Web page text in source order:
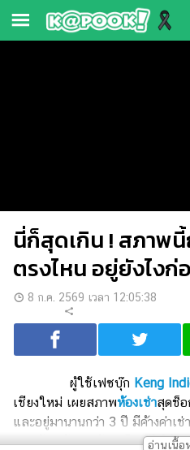
ตรวจ
หวย
บอล
สด
การ
ศึกษา
นี่ก็สุดเกิน ! สภาพ
ตรงไหน อยู่ยังไงก่
8 ก.ค. 2569 เวลา 12:05:38
ผู้ใช้เฟซบุ๊ก Keng
เชียงใหม่ เผยสภาพห้องเช่าสุดช็อ
และอยู่มานานกว่า 3 ปี มีค้างค่าเ
ตรง ด้านเจ้าของห้องกก็เลยให้ผู้เ